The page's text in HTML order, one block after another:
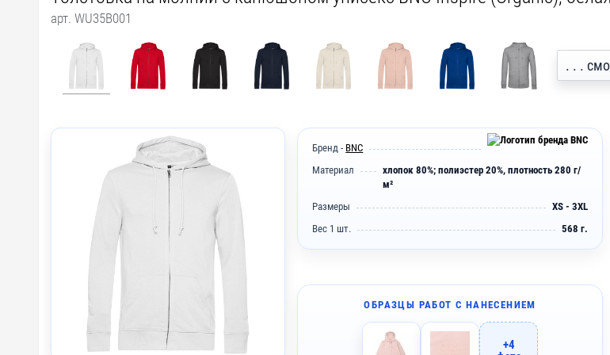
арт. WU35B001
. . .
Бренд - BNC
Материал
хлопок 80%; полиэстер 20%, плотность 280 г/
м²
Размеры
XS - 3XL
Вес 1 шт.
568 г.
ОБРАЗЦЫ РАБОТ С НАНЕСЕНИЕМ
+4